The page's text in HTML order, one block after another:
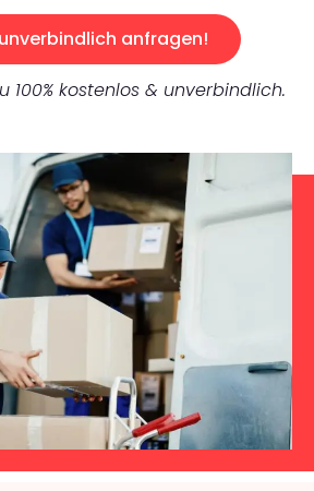
anfragen!
100% kostenlos & unverbindlich.